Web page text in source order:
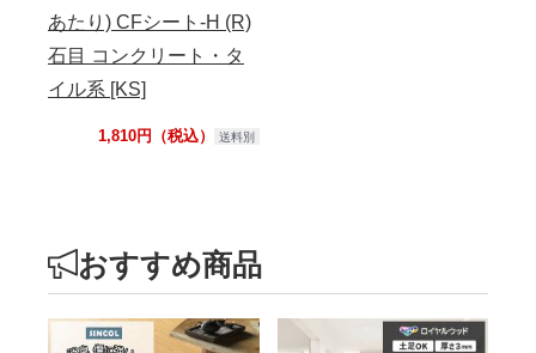
あたり) CFシート-H (R)
石目 コンクリート・タ
イル系 [KS]
1,810円（税込） 送料別
おすすめ商品